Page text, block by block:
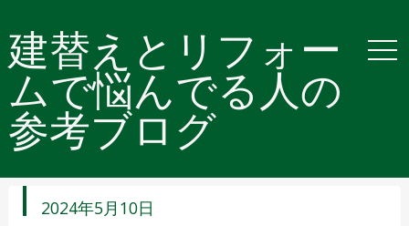
建替えとリフォー
ムで悩んでる人の
参考ブログ
投
2024年5月10日